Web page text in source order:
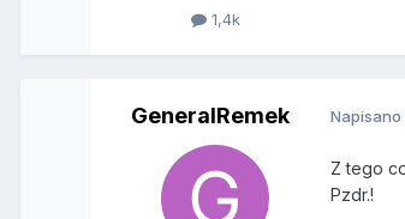
1,4k
GeneralRemek Napisano
Z tego
Pzdr.!